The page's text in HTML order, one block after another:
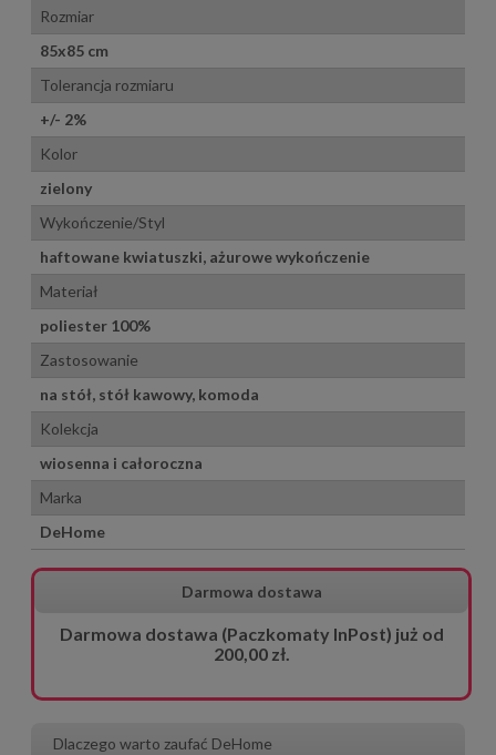
Rozmiar
85x85 cm
Tolerancja rozmiaru
+/- 2%
Kolor
zielony
Wykończenie/Styl
haftowane kwiatuszki, ażurowe wykończenie
Materiał
poliester 100%
Zastosowanie
na stół, stół kawowy, komoda
Kolekcja
wiosenna i całoroczna
Marka
DeHome
Darmowa dostawa
Darmowa dostawa (Paczkomaty InPost) już od
200,00 zł.
Dlaczego warto zaufać DeHome